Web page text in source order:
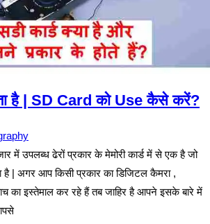
है | SD Card को Use कैसे करें?
में उपलब्ध ढेरों प्रकार के मेमोरी कार्ड में से एक है जो
है | अगर आप किसी प्रकार का डिजिटल कैमरा ,
का इस्तेमाल कर रहे हैं तब जाहिर है आपने इसके बारे में